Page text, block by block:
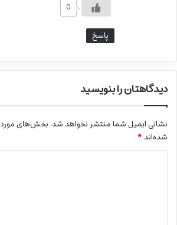
0
پاسخ
دیدگاهتان را بنویسید
نشانی ایمیل شما منتشر نخواهد شد. بخش‌های
شده‌اند*